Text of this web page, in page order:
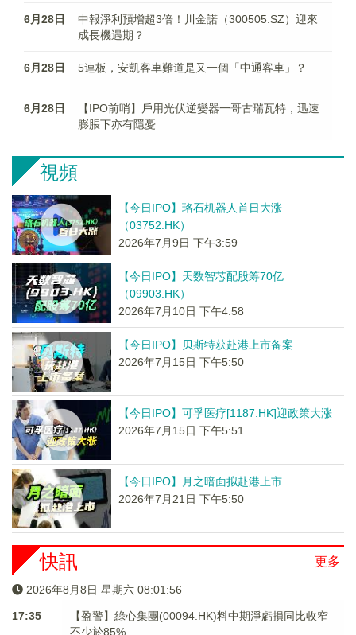
6月28日
中報淨利預增超3倍！川金諾（300505.SZ）迎來
成長機遇期？
6月28日 5連板，安凱客車難道是又一個「中通客車」？
6月28日
【IPO前哨】戶用光伏逆變器一哥古瑞瓦特，迅速
膨脹下亦有隱憂
視頻
【今日IPO】珞石机器人首日大涨
（03752.HK）
2026年7月9日 下午3:59
【今日IPO】天数智芯配股筹70亿
（09903.HK）
2026年7月10日 下午4:58
【今日IPO】贝斯特获赴港上市备案
2026年7月15日 下午5:50
【今日IPO】可孚医疗[1187.HK]迎政策大涨
2026年7月15日 下午5:51
【今日IPO】月之暗面拟赴港上市
2026年7月21日 下午5:50
更多
快訊
2026年8月8日 星期六 08:01:57
17:35
【盈警】綠心集團(00094.HK)料中期淨虧損同比收窄
不少於85%